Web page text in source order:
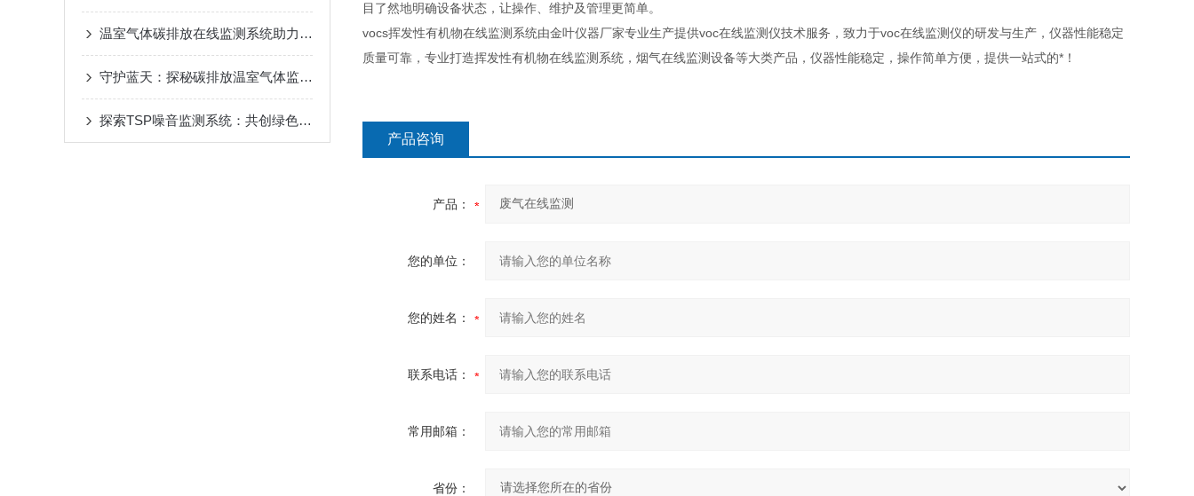
温室气体碳排放在线监测系统助力碳达峰碳中和
守护蓝天：探秘碳排放温室气体监测仪器
探索TSP噪音监测系统：共创绿色未来
目了然地明确设备状态，让操作、维护及管理更简单。
vocs挥发性有机物在线监测系统由金叶仪器厂家专业生产提供voc在线监测仪技术服务，致力于voc在线监测仪的研发与生产，仪器性能稳定
质量可靠，专业打造挥发性有机物在线监测系统，烟气在线监测设备等大类产品，仪器性能稳定，操作简单方便，提供一站式的*！
产品咨询
产品：
您的单位：
您的姓名：
联系电话：
常用邮箱：
省份：